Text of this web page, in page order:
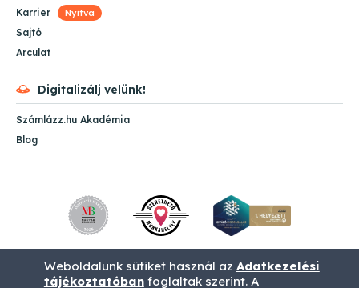
Karrier
Nyitva
Sajtó
Arculat
Digitalizálj velünk!
Számlázz.hu Akadémia
Blog
Weboldalunk sütiket használ az Adatkezelési
tájékoztatóbanfoglaltak szerint. A